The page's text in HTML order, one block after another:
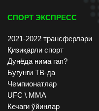
СПОРТ ЭКСПРЕСС
2021-2022 трансферлари
Қизиқарли спорт
Дунёда нима гап?
Бугунги ТВ-да
Чемпионатлар
UFC \ ММА
Кечаги ўйинлар